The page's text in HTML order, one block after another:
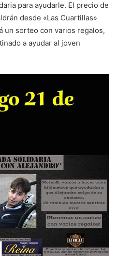
para ayudarle. El precio de
desde «Las Cuartillas»
un sorteo con varios regalos,
a ayudar al joven